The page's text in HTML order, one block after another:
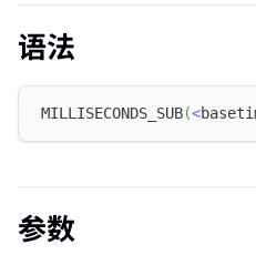
语法
MILLISECONDS_SUB(<
参数